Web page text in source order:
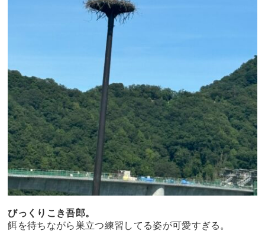
びっくりこき吾郎。
餌を待ちながら巣立つ練習してる姿が可愛すぎる。